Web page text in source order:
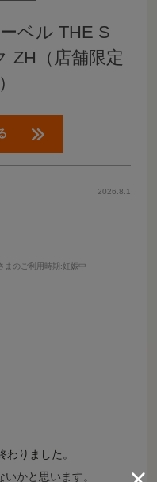
ベル THE S
ZH（店舗限定
2026.8.1
まのご利用時期 :妊娠中
りました。
かと思います。